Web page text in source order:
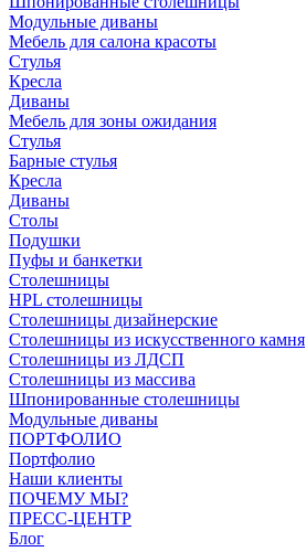
Модульные диваны
Мебель для салона красоты
Стулья
Кресла
Диваны
Мебель для зоны ожидания
Стулья
Барные стулья
Кресла
Диваны
Столы
Подушки
Пуфы и банкетки
Столешницы
HPL столешницы
Столешницы дизайнерские
Столешницы из искусственного камня
Столешницы из ЛДСП
Столешницы из массива
Шпонированные столешницы
Модульные диваны
ПОРТФОЛИО
Портфолио
Наши клиенты
ПОЧЕМУ МЫ?
ПРЕСС-ЦЕНТР
Блог